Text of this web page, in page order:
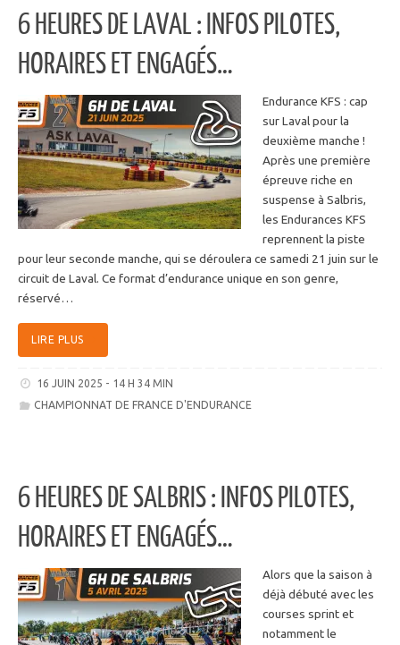
6 HEURES DE LAVAL : INFOS PILOTES,
HORAIRES ET ENGAGÉS…
Endurance KFS : cap
sur Laval pour la
deuxième manche !
Après une première
épreuve riche en
suspense à Salbris,
les Endurances KFS
reprennent la piste
pour leur seconde manche, qui se déroulera ce samedi 21 juin sur le
circuit de Laval. Ce format d’endurance unique en son genre,
réservé…
LIRE PLUS
16 JUIN 2025 - 14 H 34 MIN
CHAMPIONNAT DE FRANCE D'ENDURANCE
6 HEURES DE SALBRIS : INFOS PILOTES,
HORAIRES ET ENGAGÉS…
Alors que la saison à
déjà débuté avec les
courses sprint et
notamment le